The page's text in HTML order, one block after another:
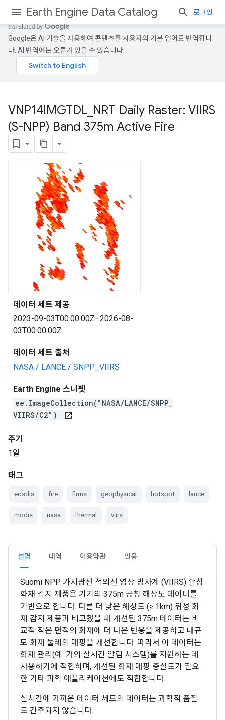
Earth Engine Data Catalog 로그인
Google은 AI 기술을 사용하여 콘텐츠를 사용자의 기본 언어로 번역합니
다. AI 번역에는 오류가 있을 수 있습니다.
VNP14IMGTDL NRT Daily Raster: VIIRS
(S-NPP) Band 375m Active Fire
데이터 세트 제공
2023-09-03T00:00:00Z–2026-08-
03T00:00:00Z
데이터 세트 출처
NASA / LANCE / SNPP_VIIRS
Earth Engine 스니펫
ee.ImageCollection("NASA/LANCE/SNPP_
VIIRS/C2")
open_in_new
주기
1일
태그
eosdis fire firms geophysical hotspot lance
modis nasa thermal viirs
설명 대역 이용약관 인용
Suomi NPP 가시광선 적외선 영상 방사계 (VIIRS) 활성
화재 감지 제품은 기기의 375m 공칭 해상도 데이터를
기반으로 합니다. 다른 더 낮은 해상도 (≥ 1km) 위성 화
재 감지 제품과 비교했을 때 개선된 375m 데이터는 비
교적 작은 면적의 화재에 더 나은 반응을 제공하고 대규
모 화재 둘레의 매핑을 개선합니다. 따라서 이 데이터는
화재 관리(예: 거의 실시간 알림 시스템)를 지원하는 데
사용하기에 적합하며, 개선된 화재 매핑 충실도가 필요
한 기타 과학 애플리케이션에도 적합합니다.
실시간에 가까운 데이터 세트의 데이터는 과학적 품질
로 간주되지 않습니다.